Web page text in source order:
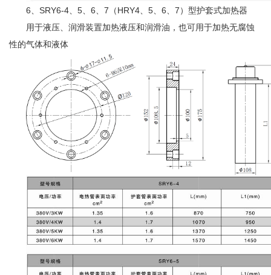
6、SRY6-4、5、6、7（HRY4、5、6、7）型护套式加热器
用于液压、润滑装置加热液压和润滑油，也可用于加热无腐蚀
性的气体和液体